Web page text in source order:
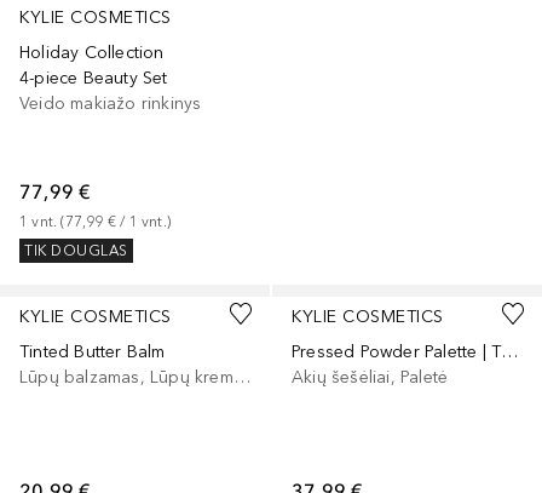
KYLIE COSMETICS
Holiday Collection
4-piece Beauty Set
Veido makiažo rinkinys
77,99 €
1 vnt. (77,99 € / 1 vnt. )
TIK DOUGLAS
KYLIE COSMETICS
Tinted Butter Balm
Lūpų balzamas, Lūpų kremas
+6
KYLIE COSMETICS
Pressed Powder Palette | The Bronze Palette
Akių šešėliai, Paletė